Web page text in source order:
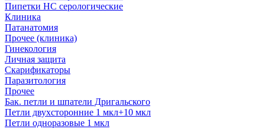
Пипетки НС серологические
Клиника
Патанатомия
Прочее (клиника)
Гинекология
Личная защита
Скарификаторы
Паразитология
Прочее
Бак. петли и шпатели Дригальского
Петли двухсторонние 1 мкл+10 мкл
Петли одноразовые 1 мкл